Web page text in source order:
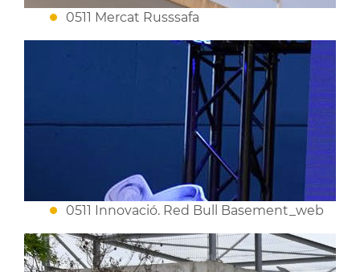
0511 Mercat Russsafa
0511 Innovació. Red Bull Basement_web